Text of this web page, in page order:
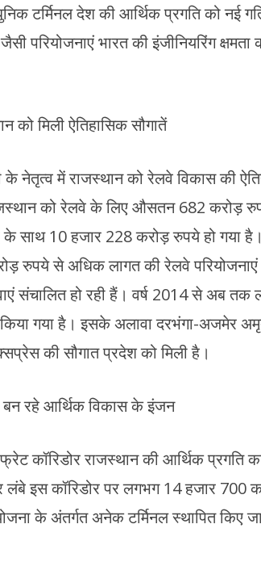
टर्मिनल देश की आर्थिक प्रगति को नई
परियोजनाएं भारत की इंजीनियरिंग क्षमता
को मिली ऐतिहासिक सौगातें
नेतृत्व में राजस्थान को रेलवे विकास की
को रेलवे के लिए औसतन 682 करोड़
के साथ 10 हजार 228 करोड़ रुपये हो गया है।
रुपये से अधिक लागत की रेलवे
संचालित हो रही हैं। वर्ष 2014 से अब
किया गया है। इसके अलावा दरभंगा-अजमेर
की सौगात प्रदेश को मिली है।
बन रहे आर्थिक विकास के इंजन
कॉरिडोर राजस्थान की आर्थिक प्रगति
इस कॉरिडोर पर लगभग 14 हजार 700
योजना के अंतर्गत अनेक टर्मिनल स्थापित किए